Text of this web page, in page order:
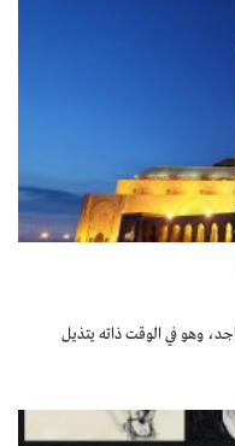
وهو في الوقت ذاته يتذيل